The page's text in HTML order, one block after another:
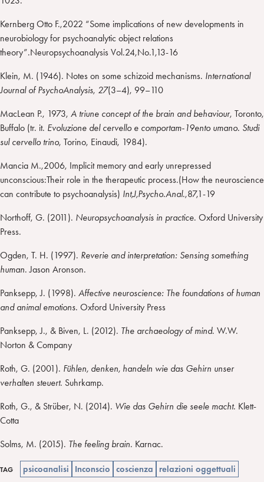
Kernberg Otto F.,2022 “Some implications of new developments in
neurobiology for psychoanalytic object relations
theory”.Neuropsychoanalysis Vol.24,No.1,13-16
Klein, M. (1946). Notes on some schizoid mechanisms. International
Journal of PsychoAnalysis, 27(3–4), 99–110
MacLean P., 1973, A triune concept of the brain and behaviour, Toronto,
Buffalo (tr. it. Evoluzione del cervello e comportam-19ento umano. Studi
sul cervello trino, Torino, Einaudi, 1984).
Mancia M.,2006, Implicit memory and early unrepressed
unconscious:Their role in the therapeutic process.(How the neuroscience
can contribute to psychoanalysis) Int,J,Psycho.Anal.,87,1-19
Northoff, G. (2011). Neuropsychoanalysis in practice. Oxford University
Press.
Ogden, T. H. (1997). Reverie and interpretation: Sensing something
human. Jason Aronson.
Panksepp, J. (1998). Affective neuroscience: The foundations of human
and animal emotions. Oxford University Press
Panksepp, J., & Biven, L. (2012). The archaeology of mind. W.W.
Norton & Company
Roth, G. (2001). Fühlen, denken, handeln wie das Gehirn unser
verhalten steuert. Suhrkamp.
Roth, G., & Strüber, N. (2014). Wie das Gehirn die seele macht. Klett-
Cotta
Solms, M. (2015). The feeling brain. Karnac.
TAG psicoanalisi Inconscio coscienza relazioni oggettuali